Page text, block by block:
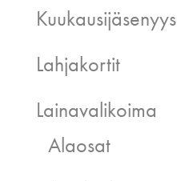
Kuukausijäsenyys
Lahjakortit
Lainavalikoima
Alaosat